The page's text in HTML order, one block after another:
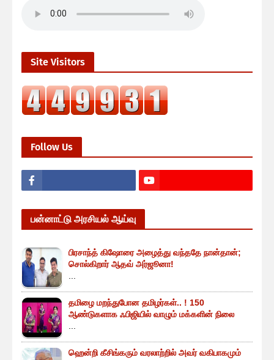
Site Visitors
Follow Us
பன்னாட்டு அரசியல் ஆய்வு
பிரசாந்த் கிஷோரை அழைத்து வந்ததே நான்தான்;
சொல்கிறார் ஆதவ் அர்ஜூனா!
தமிழை மறந்துபோன தமிழர்கள்.. ! 150
ஆண்டுகளாக ஃபிஜியில் வாழும் மக்களின் நிலை
ஹென்றி கீசிங்கரும் வரலாற்றில் அவர் வகிபாகமும்